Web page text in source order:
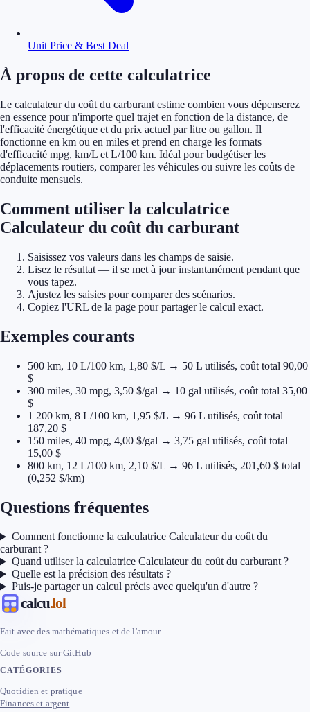
Unit Price & Best Deal
À propos de cette calculatrice
Le calculateur du coût du carburant estime combien vous dépenserez
en essence pour n'importe quel trajet en fonction de la distance, de
l'efficacité énergétique et du prix actuel par litre ou gallon. Il
fonctionne en km ou en miles et prend en charge les formats
d'efficacité mpg, km/L et L/100 km. Idéal pour budgétiser les
déplacements routiers, comparer les véhicules ou suivre les coûts de
conduite mensuels.
Comment utiliser la calculatrice
Calculateur du coût du carburant
Saisissez vos valeurs dans les champs de saisie.
Lisez le résultat — il se met à jour instantanément pendant que
vous tapez.
Ajustez les saisies pour comparer des scénarios.
Copiez l'URL de la page pour partager le calcul exact.
Exemples courants
500 km, 10 L/100 km, 1,80 $/L → 50 L utilisés, coût total 90,00
$
300 miles, 30 mpg, 3,50 $/gal → 10 gal utilisés, coût total 35,00
$
1 200 km, 8 L/100 km, 1,95 $/L → 96 L utilisés, coût total
187,20 $
150 miles, 40 mpg, 4,00 $/gal → 3,75 gal utilisés, coût total
15,00 $
800 km, 12 L/100 km, 2,10 $/L → 96 L utilisés, 201,60 $ total
(0,252 $/km)
Questions fréquentes
Comment fonctionne la calculatrice Calculateur du coût du
carburant ?
Quand utiliser la calculatrice Calculateur du coût du carburant ?
Quelle est la précision des résultats ?
Puis-je partager un calcul précis avec quelqu'un d'autre ?
calcu.lol
Fait avec des mathématiques et de l'amour
Code source sur GitHub
CATÉGORIES
Quotidien et pratique
Finances et argent